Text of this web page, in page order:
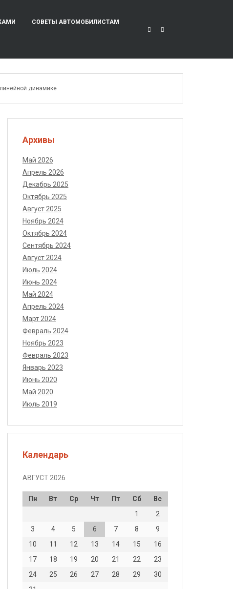
СОВЕТЫ АВТОМОБИЛИСТАМ
динамике
Архивы
Май 2026
Апрель 2026
Декабрь 2025
Октябрь 2025
Август 2025
Ноябрь 2024
Октябрь 2024
Сентябрь 2024
Август 2024
Июль 2024
Июнь 2024
Май 2024
Апрель 2024
Март 2024
Февраль 2024
Ноябрь 2023
Февраль 2023
Январь 2023
Июнь 2020
Май 2020
Июль 2019
Календарь
АВГУСТ 2026
Пн Вт Ср Чт Пт Сб
Вс
1
2
3
4 5 6 7 8
9
10
11 12 13 14 15
16
17
18 19 20 21 22
23
24
25 26 27 28 29
30